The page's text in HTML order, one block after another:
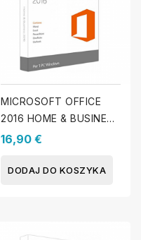
MICROSOFT OFFICE
2016 HOME & BUSINESS
(WINDOWS)
16,90 €
DODAJ DO KOSZYKA